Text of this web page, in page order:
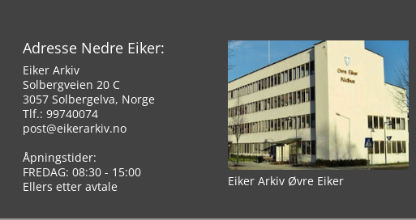
Adresse Nedre Eiker:
Eiker Arkiv
Solbergveien 20 C
3057 Solbergelva, Norge
Tlf.: 99740074
post@eikerarkiv.no
Åpningstider:
FREDAG: 08:30 - 15:00
Ellers etter avtale
Eiker Arkiv Øvre Eiker